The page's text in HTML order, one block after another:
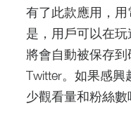
有了此款應用，
是，用戶可以在
將會自動被保存
Twitter。如果感
少觀看量和粉絲數